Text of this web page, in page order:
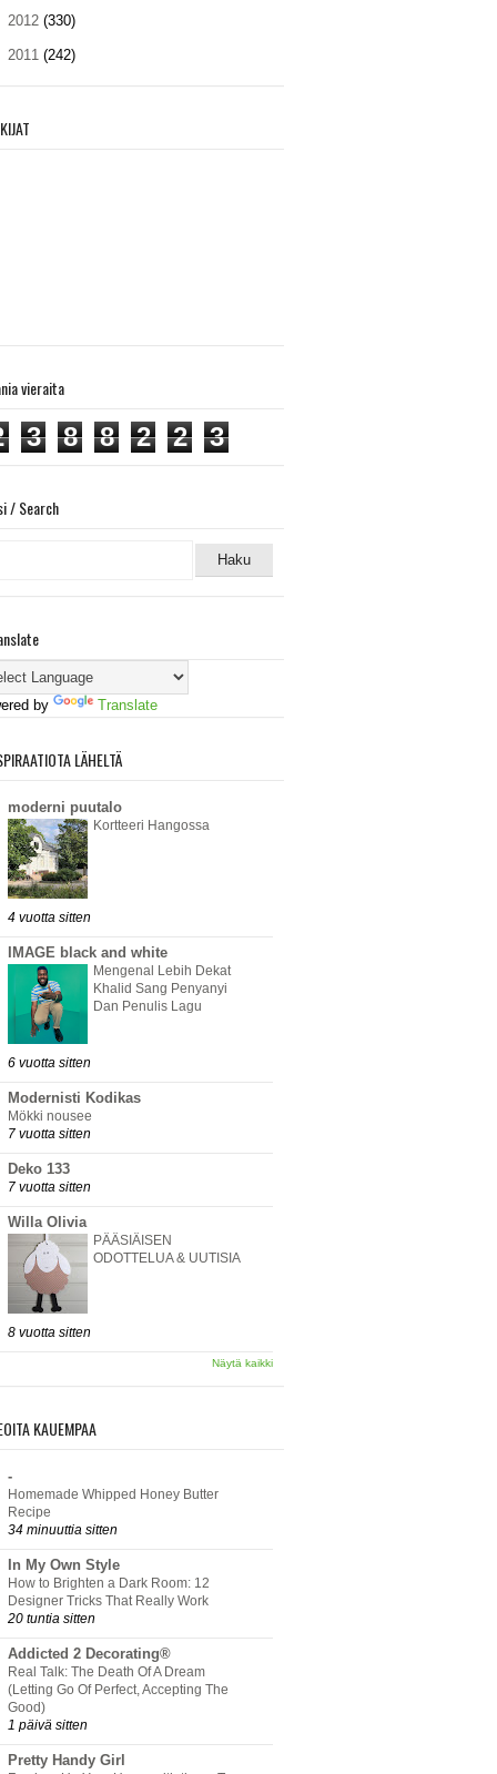
2012 (330)
2011 (242)
vieraita
3 8 8 2 2 3
/ Search
by Translate
LÄHELTÄ
moderni puutalo
Kortteeri Hangossa
4 vuotta sitten
IMAGE black and white
Mengenal Lebih Dekat
Khalid Sang Penyanyi
Dan Penulis Lagu
6 vuotta sitten
Modernisti Kodikas
Mökki nousee
7 vuotta sitten
Deko 133
7 vuotta sitten
Willa Olivia
PÄÄSIÄISEN
ODOTTELUA & UUTISIA
8 vuotta sitten
Näytä kaikki
KAUEMPAA
-
Homemade Whipped Honey Butter
Recipe
34 minuuttia sitten
In My Own Style
How to Brighten a Dark Room: 12
Designer Tricks That Really Work
20 tuntia sitten
Addicted 2 Decorating®
Real Talk: The Death Of A Dream
(Letting Go Of Perfect, Accepting The
Good)
1 päivä sitten
Pretty Handy Girl